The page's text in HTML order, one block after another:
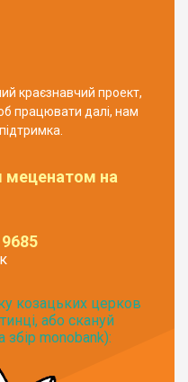
краєзнавчий проект,
працювати далі, нам
меценатом на
козацьких церков
або скануй
збір monobank):